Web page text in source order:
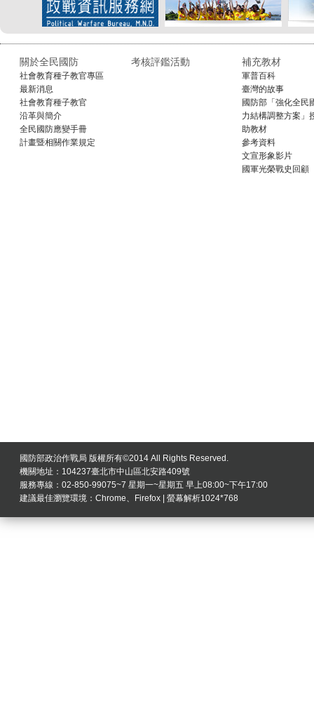
關於全民國防
社會教育種子教官專區
最新消息
社會教育種子教官
沿革與簡介
全民國防應變手冊
計畫暨相關作業規定
考核評鑑活動 補充教材
軍普百科
臺灣的故事
國防部「強化全民
力結構調整方案」
助教材
參考資料
文宣形象影片
國軍光榮戰史回顧
國防部政治作戰局 版權所有©2014 All Rights Reserved.
機關地址：104237臺北市中山區北安路409號
服務專線：02-850-99075~7 星期一~星期五 早上08:00~下午17:00
建議最佳瀏覽環境：Chrome、Firefox | 螢幕解析1024*768